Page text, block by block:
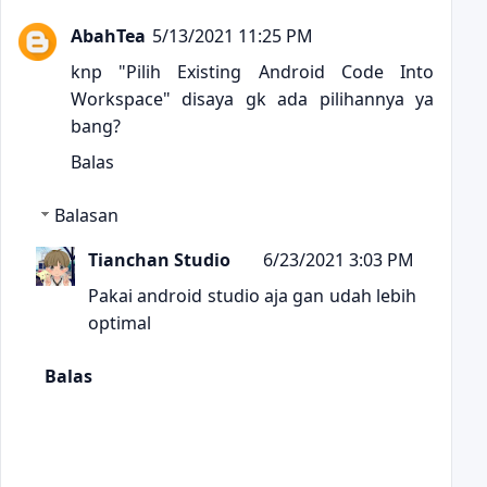
AbahTea 5/13/2021 11:25 PM
knp "Pilih Existing Android Code Into
Workspace" disaya gk ada pilihannya ya
bang?
Balas
Balasan
Tianchan Studio
6/23/2021 3:03 PM
Pakai android studio aja gan udah lebih
optimal
Balas